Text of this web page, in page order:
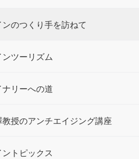
ンのつくり手を訪ねて
ンツーリズム
ナリーへの道
教授のアンチエイジング講座
ントピックス